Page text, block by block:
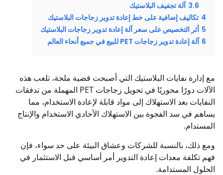
3.6 آلة تجفيف البلاستيك
4 تكاليف إضافية على خط إعادة تدوير زجاجات البلاستيك
5 أثر التخصيص على سعر آلة إعادة تدوير زجاجات البلاستيك
6 آلة إعادة تدوير زجاجات PET للبيع في جميع أنحاء العالم
مع إدارة نفايات البلاستيك التي أصبحت قضية ملحة، تلعب هذه
الآلات دورًا محوريًا في تحويل زجاجات PET المهملة من تدفقات
النفايات بعد الاستهلاك إلى مواد قابلة لإعادة الاستخدام، مما
يساهم في سد الفجوة بين الاستهلاك الأحادي الاستخدام والإنتاج
المستدام.
ومع ذلك، بالنسبة للشركات وعشاق البيئة على حد سواء، فإن
فهم تكلفة معدات إعادة التدوير أمر أساسي قبل الاستثمار في
الحلول المستدامة.